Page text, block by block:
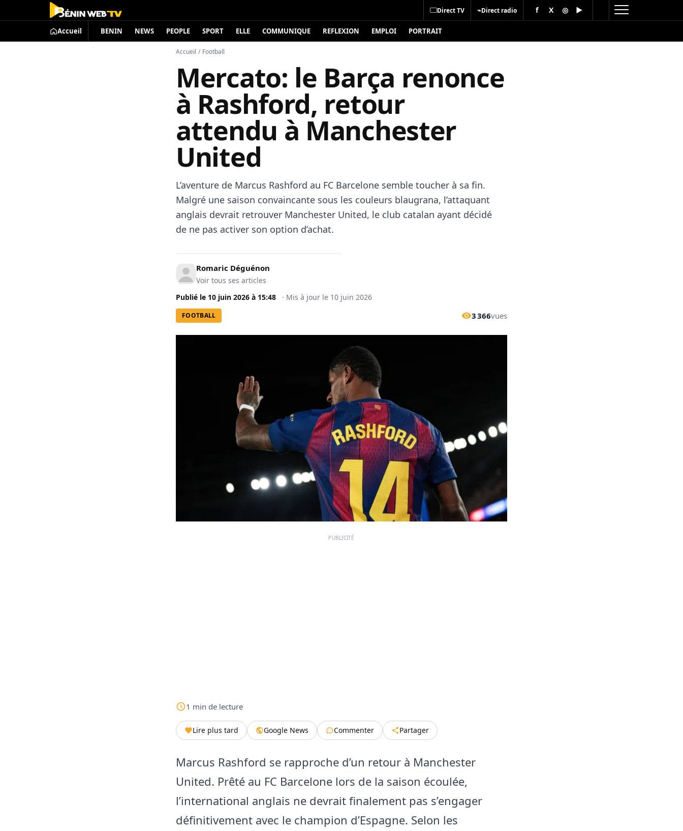
Direct TV ⌁Direct radio f X ◎ ▶
Accueil BENIN NEWS PEOPLE SPORT ELLE COMMUNIQUE REFLEXION EMPLOI PORTRAIT
Accueil / Football
Mercato: le Barça renonce
à Rashford, retour
attendu à Manchester
United
L’aventure de Marcus Rashford au FC Barcelone semble toucher à sa fin.
Malgré une saison convaincante sous les couleurs blaugrana, l’attaquant
anglais devrait retrouver Manchester United, le club catalan ayant décidé
de ne pas activer son option d’achat.
Romaric Déguénon
Voir tous ses articles
Publié le 10 juin 2026 à 15:48 · Mis à jour le 10 juin 2026
FOOTBALL 3 366vues
PUBLICITÉ
1 min de lecture
Lire plus tard Google News Commenter Partager
Marcus Rashford se rapproche d’un retour à Manchester
United. Prêté au FC Barcelone lors de la saison écoulée,
l’international anglais ne devrait finalement pas s’engager
définitivement avec le champion d’Espagne. Selon les